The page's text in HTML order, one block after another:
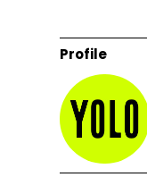
Profile